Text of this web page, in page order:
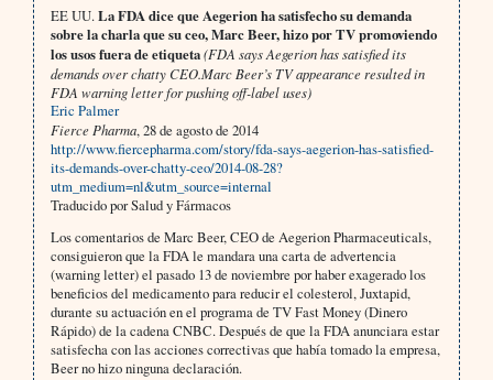
EE UU.La FDA dice que Aegerion ha satisfecho su demanda
sobre la charla que su ceo, Marc Beer, hizo por TV promoviendo
los usos fuera de etiqueta(FDA says Aegerion has satisfied its
demands over chatty CEO.Marc Beer’s TV appearance resulted in
FDA warning letter for pushing off-label uses)
Eric Palmer
Fierce Pharma, 28 de agosto de 2014
http://www.fiercepharma.com/story/fda-says-aegerion-has-satisfied-
its-demands-over-chatty-ceo/2014-08-28?
utm_medium=nl&utm_source=internal
Traducido por Salud y Fármacos
Los comentarios de Marc Beer, CEO de Aegerion Pharmaceuticals,
consiguieron que la FDA le mandara una carta de advertencia
(warning letter) el pasado 13 de noviembre por haber exagerado los
beneficios del medicamento para reducir el colesterol, Juxtapid,
durante su actuación en el programa de TV Fast Money (Dinero
Rápido) de la cadena CNBC. Después de que la FDA anunciara estar
satisfecha con las acciones correctivas que había tomado la empresa,
Beer no hizo ninguna declaración.